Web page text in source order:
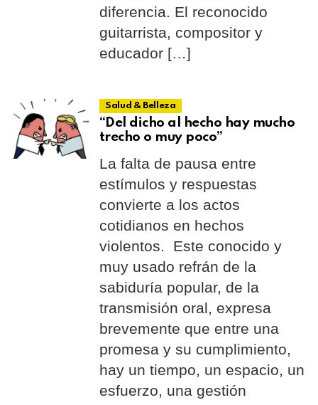
diferencia. El reconocido
guitarrista, compositor y
educador […]
Salud & Belleza
“Del dicho al hecho hay mucho
trecho o muy poco”
La falta de pausa entre
estímulos y respuestas
convierte a los actos
cotidianos en hechos
violentos. Este conocido y
muy usado refrán de la
sabiduría popular, de la
transmisión oral, expresa
brevemente que entre una
promesa y su cumplimiento,
hay un tiempo, un espacio, un
esfuerzo, una gestión